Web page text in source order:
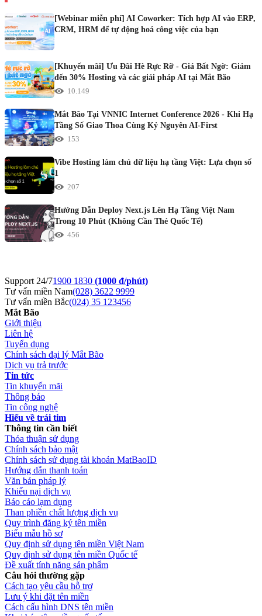
[Webinar miễn phí] AI Coworker: Tích hợp AI vào ERP,
CRM, HRM để tự động hoá công việc của bạn
[Khuyến mãi] Ưu Đãi Hè Rực Rỡ - Giá Bất Ngờ: Giảm
đến 30% Hosting và các giải pháp AI tại Mắt Bão
10.149
Mắt Bão Tại VNNIC Internet Conference 2026 - Khi Hạ
Tầng Số Giao Thoa Cùng Kỷ Nguyên AI-First
153
Vibe Hosting làm chủ dữ liệu hạ tầng Việt: Lựa chọn số
1
207
Hướng Dẫn Deploy Next.js Lên Hạ Tầng Việt Nam
Trong 10 Phút (Không Cần Thẻ Quốc Tế)
456
Support 24/71900 1830 (1000 đ/phút)
Tư vấn miền Nam(028) 3622 9999
Tư vấn miền Bắc(024) 35 123456
Mắt Bão
Giới thiệu
Liên hệ
Tuyển dụng
Chính sách đại lý Mắt Bão
Dịch vụ trả trước
Tin tức
Tin khuyến mãi
Thông báo
Tin công nghệ
Hiểu về trái tim
Thông tin cần biết
Thỏa thuận sử dụng
Chính sách bảo mật
Chính sách sử dụng tài khoản MatBaoID
Hướng dẫn thanh toán
Văn bản pháp lý
Khiếu nại dịch vụ
Báo cáo lạm dụng
Than phiền chất lượng dịch vụ
Quy trình đăng ký tên miền
Biểu mẫu hồ sơ
Quy định sử dụng tên miền Việt Nam
Quy định sử dụng tên miền Quốc tế
Đề xuất tính năng sản phẩm
Câu hỏi thường gặp
Cách tạo yêu cầu hỗ trợ
Lưu ý khi đặt tên miền
Cách cấu hình DNS tên miền